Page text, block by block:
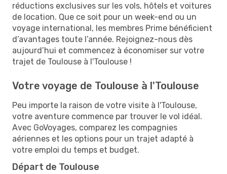
réductions exclusives sur les vols, hôtels et voitures
de location. Que ce soit pour un week-end ou un
voyage international, les membres Prime bénéficient
d’avantages toute l’année. Rejoignez-nous dès
aujourd’hui et commencez à économiser sur votre
trajet de Toulouse à l'Toulouse !
Votre voyage de Toulouse à l'Toulouse
Peu importe la raison de votre visite à l'Toulouse,
votre aventure commence par trouver le vol idéal.
Avec GoVoyages, comparez les compagnies
aériennes et les options pour un trajet adapté à
votre emploi du temps et budget.
Départ de Toulouse